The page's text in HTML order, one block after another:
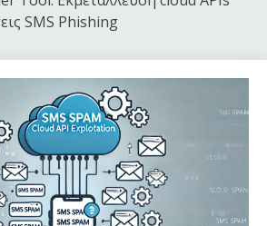
SMS Phishing